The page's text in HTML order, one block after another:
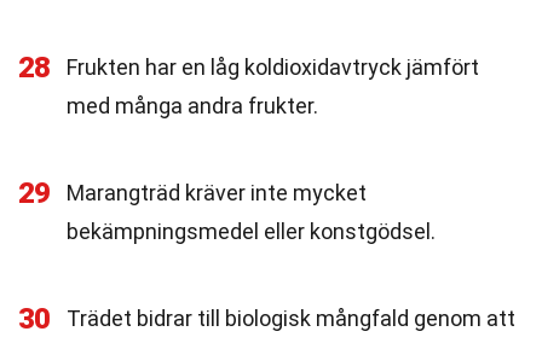
28
Frukten har en låg koldioxidavtryck jämfört
med många andra frukter.
29
Marangträd kräver inte mycket
bekämpningsmedel eller konstgödsel.
30
Trädet bidrar till biologisk mångfald genom att